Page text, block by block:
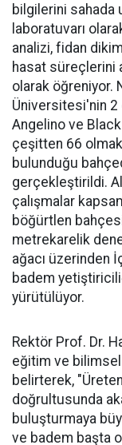
bilgilerini sahada
laboratuvarı
analizi, fidan
hasat süreçlerini
olarak öğreniyor.
Üniversitesi'nin 2
Angelino ve
çeşitten 66
bulunduğu
gerçekleştirildi.
çalışmalar
böğürtlen
metrekarelik
ağacı üzerinden
badem
yürütülüyor.
Rektör Prof. Dr.
eğitim ve bilimsel
belirterek,
doğrultusunda
buluşturmaya
ve badem başta